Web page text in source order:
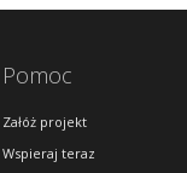
Pomoc
Załóż projekt
Wspieraj teraz